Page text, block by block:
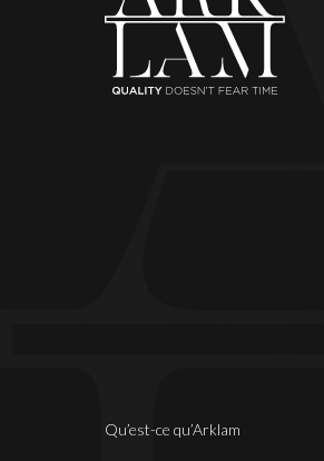
Qu’est-ce qu’Arklam